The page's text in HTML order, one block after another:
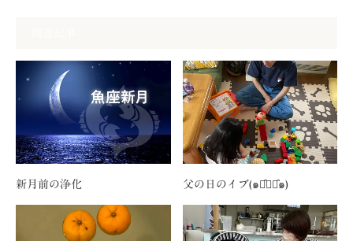
新月前の浄化 父の日のイブ(๑･̑◡･̑๑)